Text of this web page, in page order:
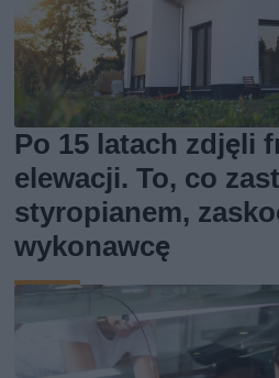
Po 15 latach zdjęli
elewacji. To, co
styropianem,
wykonawcę